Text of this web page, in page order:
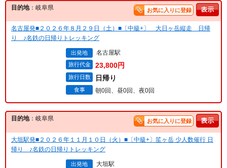
目的地：岐阜県 お気に入りに登録
名古屋発■２０２６年８月２９日（土）■〔中級+〕 大日ヶ岳縦走 日帰
り ♪名鉄の日帰りトレッキング
出発地 名古屋駅
旅行代金 23,800円
旅行日数 日帰り
食事 朝0回、昼0回、夜0回
目的地：岐阜県 お気に入りに登録
大垣駅発■２０２６年１１月１０日（火）■〔中級+〕笙ヶ岳 少人数催行 日
帰り ♪名鉄の日帰りトレッキング
出発地 大垣駅